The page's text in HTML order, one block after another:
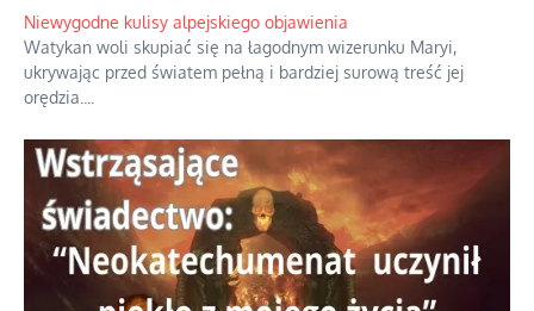
Niewygodne kulisy alpejskiego objawienia
Watykan woli skupiać się na łagodnym wizerunku Maryi,
ukrywając przed światem pełną i bardziej surową treść jej
orędzia.